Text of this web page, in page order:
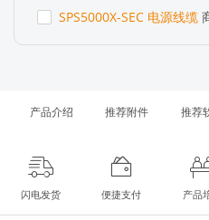
SPS5000X-SEC 电源线缆
产品介绍 推荐附件 推荐
闪电发货 便捷支付 产品